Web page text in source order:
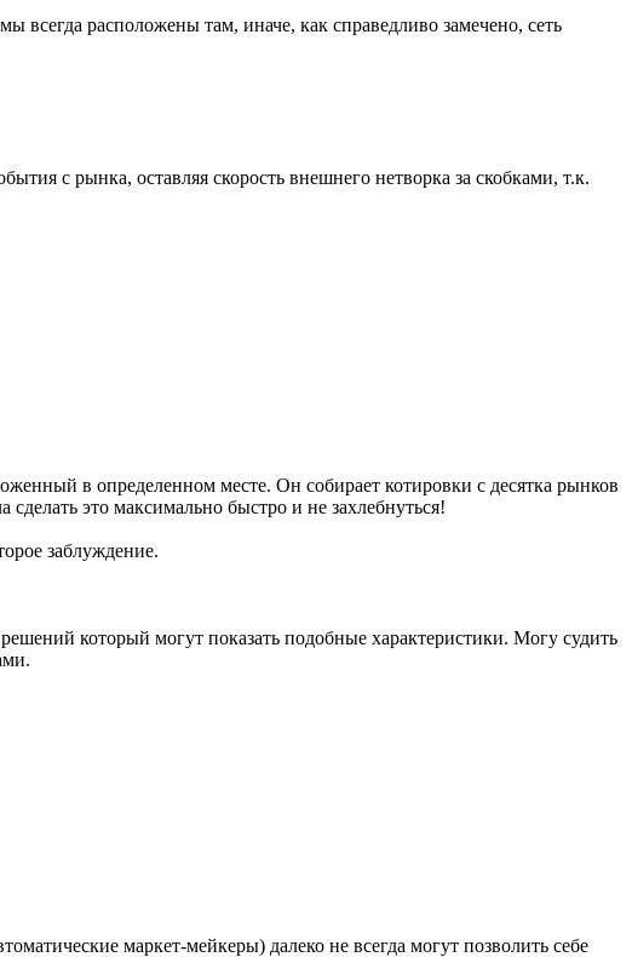
расположены там, иначе, как справедливо замечено, сеть
c рынка, оставляя скорость внешнего нетворка за скобками, т.к.
в определенном месте. Он собирает котировки с десятка рынков
сделать это максимально быстро и не захлебнуться!
заблуждение.
который могут показать подобные характеристики. Могу судить
маркет-мейкеры) далеко не всегда могут позволить себе